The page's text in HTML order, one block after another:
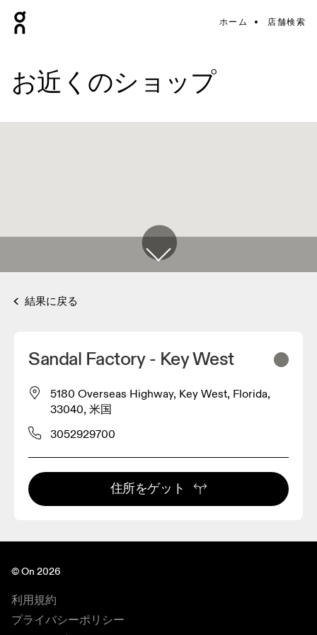
ホーム 店舗検索
お近くのショップ
結果に戻る
Sandal Factory - Key West
5180 Overseas Highway, Key West, Florida,
33040, 米国
3052929700
住所をゲット
© On 2026
利用規約
プライバシーポリシー